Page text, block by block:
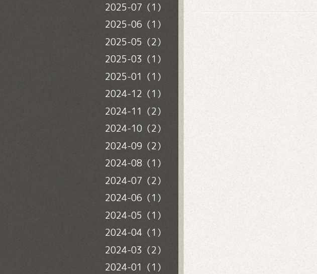
2025-07（1）
2025-06（1）
2025-05（2）
2025-03（1）
2025-01（1）
2024-12（1）
2024-11（2）
2024-10（2）
2024-09（2）
2024-08（1）
2024-07（2）
2024-06（1）
2024-05（1）
2024-04（1）
2024-03（2）
2024-01（1）